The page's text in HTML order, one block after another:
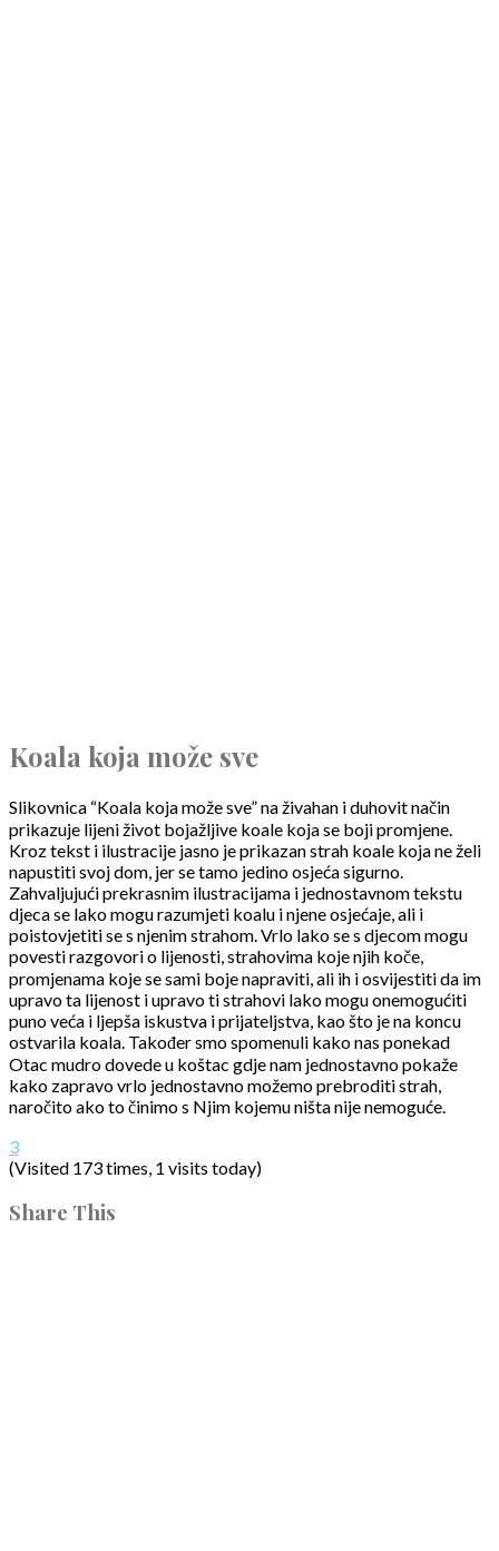
Koala koja može sve
Slikovnica “Koala koja može sve” na živahan i duhovit način
prikazuje lijeni život bojažljive koale koja se boji promjene.
Kroz tekst i ilustracije jasno je prikazan strah koale koja ne želi
napustiti svoj dom, jer se tamo jedino osjeća sigurno.
Zahvaljujući prekrasnim ilustracijama i jednostavnom tekstu
djeca se lako mogu razumjeti koalu i njene osjećaje, ali i
poistovjetiti se s njenim strahom. Vrlo lako se s djecom mogu
povesti razgovori o lijenosti, strahovima koje njih koče,
promjenama koje se sami boje napraviti, ali ih i osvijestiti da im
upravo ta lijenost i upravo ti strahovi lako mogu onemogućiti
puno veća i ljepša iskustva i prijateljstva, kao što je na koncu
ostvarila koala. Također smo spomenuli kako nas ponekad
Otac mudro dovede u koštac gdje nam jednostavno pokaže
kako zapravo vrlo jednostavno možemo prebroditi strah,
naročito ako to činimo s Njim kojemu ništa nije nemoguće.
3
(Visited 173 times, 1 visits today)
Share This